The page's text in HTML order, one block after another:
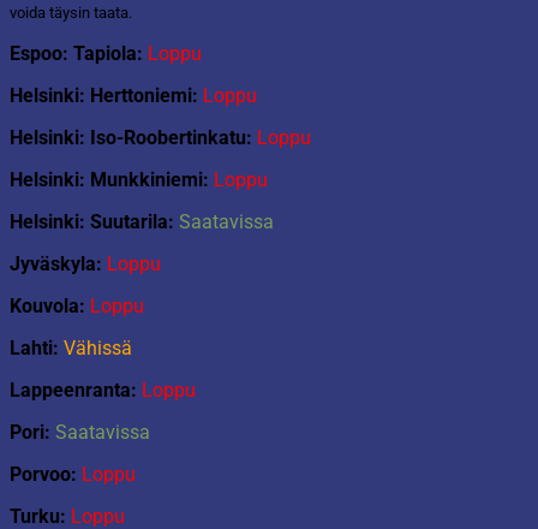
voida täysin taata.
Espoo: Tapiola: Loppu
Helsinki: Herttoniemi: Loppu
Helsinki: Iso-Roobertinkatu: Loppu
Helsinki: Munkkiniemi: Loppu
Helsinki: Suutarila: Saatavissa
Jyväskyla: Loppu
Kouvola: Loppu
Lahti: Vähissä
Lappeenranta: Loppu
Pori: Saatavissa
Porvoo: Loppu
Turku: Loppu